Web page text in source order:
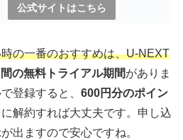
公式サイトはこちら
の一番のおすすめは、U-NEXT
の無料トライアル期間がありま
登録すると、 600円分のポイン
解約すれば大丈夫です。申し込
出ますので安心ですね。